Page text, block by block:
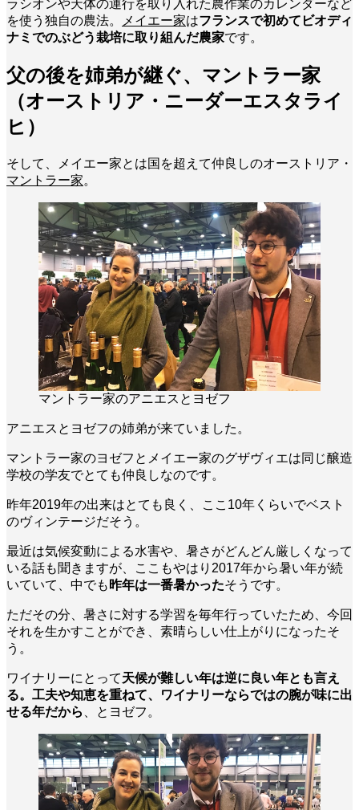
ラシオンや天体の運行を取り入れた農作業のカレンダーなど
を使う独自の農法。
メイエー家はフランスで初めてビオディ
ナミでのぶどう栽培に取り組んだ農家です。
父の後を姉弟が継ぐ、マントラー家
（オーストリア・ニーダーエスタライ
ヒ）
そして、メイエー家とは国を超えて仲良しのオーストリア・
マントラー家。
マントラー家のアニエスとヨゼフ
アニエスとヨゼフの姉弟が来ていました。
マントラー家のヨゼフとメイエー家のグザヴィエは同じ醸造
学校の学友でとても仲良しなのです。
昨年2019年の出来はとても良く、ここ10年くらいでベスト
のヴィンテージだそう。
最近は気候変動による水害や、暑さがどんどん厳しくなって
いる話も聞きますが、ここもやはり2017年から暑い年が続
いていて、中でも 昨年は一番暑かったそうです。
ただその分、暑さに対する学習を毎年行っていたため、今回
それを生かすことができ、素晴らしい仕上がりになったそ
う。
ワイナリーにとって天候が難しい年は逆に良い年とも言え
る。工夫や知恵を重ねて、ワイナリーならではの腕が味に出
せる年だから
、とヨゼフ。